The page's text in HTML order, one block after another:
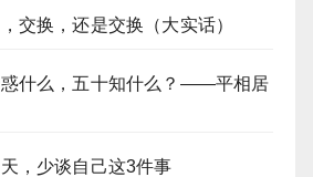
交换，还是交换（大实话）
惑什么，五十知什么？——平相居
，少谈自己这3件事